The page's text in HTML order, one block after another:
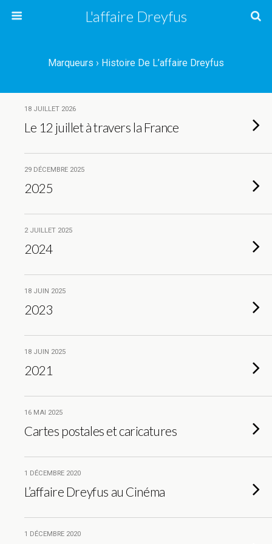
L'affaire Dreyfus
Marqueurs › Histoire De L’affaire Dreyfus
18 JUILLET 2026
Le 12 juillet à travers la France
29 DÉCEMBRE 2025
2025
2 JUILLET 2025
2024
18 JUIN 2025
2023
18 JUIN 2025
2021
16 MAI 2025
Cartes postales et caricatures
1 DÉCEMBRE 2020
L’affaire Dreyfus au Cinéma
1 DÉCEMBRE 2020